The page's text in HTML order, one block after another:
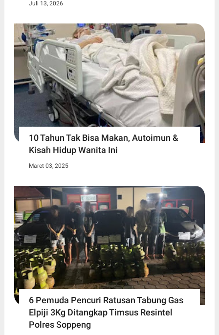
Juli 13, 2026
10 Tahun Tak Bisa Makan, Autoimun &
Kisah Hidup Wanita Ini
Maret 03, 2025
6 Pemuda Pencuri Ratusan Tabung Gas
Elpiji 3Kg Ditangkap Timsus Resintel
Polres Soppeng